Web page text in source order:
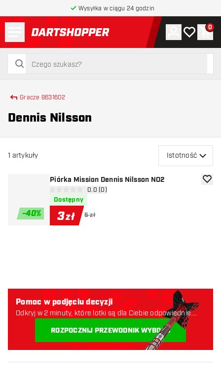
Wysyłka w ciągu 24 godzin
powrót do strony głównej
szukaj
szukaj
Konto
Moja lista
0
Gracze 8631602
Dennis Nilsson
1 artykuły Istotność
-40%
Piórka Mission Dennis Nilsson NO2
otwórz panel recenzji
0 gwiazdki oceny0.0 (0)
Dostępny
3zł 5 zł
Pomoc w podjęciu decyzji
Odkryj w 2 minuty, które lotki są dla Ciebie odpowiednie.
ROZPOCZNIJ PRZEWODNIK WYBORU